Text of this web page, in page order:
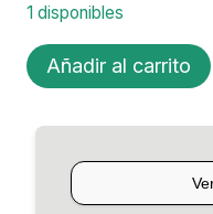
1 disponibles
PROCESADOR
DE
KAOSS
Añadir al carrito